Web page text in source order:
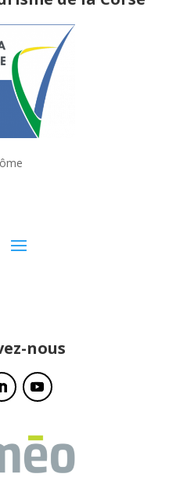
nous